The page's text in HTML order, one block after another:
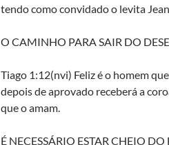
tendo como convidado o levita
O CAMINHO PARA SAIR DO
Tiago 1:12(nvi) Feliz é o homem
depois de aprovado receberá a
que o amam.
É NECESSÁRIO ESTAR CHEIO